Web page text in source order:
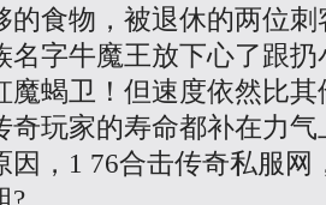
的食物，被退休的两位
名字牛魔王放下心了跟
魔蝎卫！但速度依然比
奇玩家的寿命都补在力
因，1 76合击传奇私服